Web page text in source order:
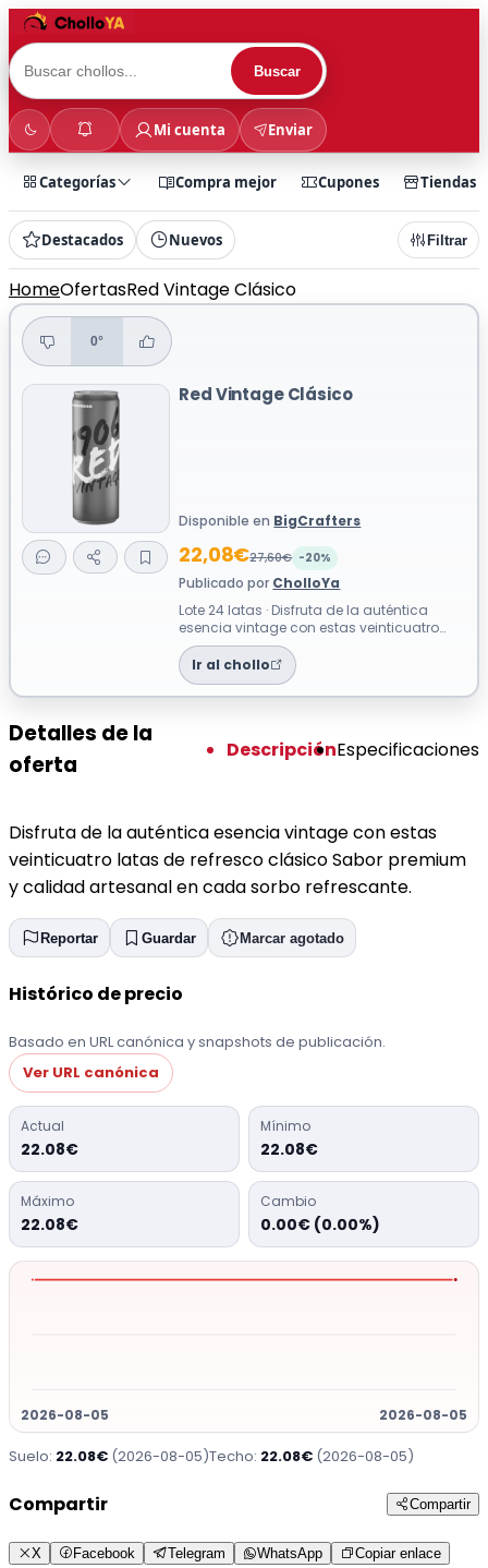
Buscar
Mi cuenta Enviar
Categorías Compra mejor Cupones Tiendas
Destacados Nuevos Filtrar
HomeOfertasRed Vintage Clásico
0°
Red Vintage Clásico
Disponible en BigCrafters
22,08€27,60€ -20%
Publicado por CholloYa
Lote 24 latas · Disfruta de la auténtica
esencia vintage con estas veinticuatro
latas de refresco clásico Sabor premi...
Ir al chollo
Detalles de la
oferta
DescripciónEspecificaciones
Disfruta de la auténtica esencia vintage con estas
veinticuatro latas de refresco clásico Sabor premium
y calidad artesanal en cada sorbo refrescante.
Reportar Guardar Marcar agotado
Histórico de precio
Basado en URL canónica y snapshots de publicación.
Ver URL canónica
Actual
22.08€
Mínimo
22.08€
Máximo
22.08€
Cambio
0.00€ (0.00%)
2026-08-05 2026-08-05
Suelo: 22.08€ (2026-08-05)Techo: 22.08€ (2026-08-05)
Compartir Compartir
X Facebook Telegram WhatsApp Copiar enlace